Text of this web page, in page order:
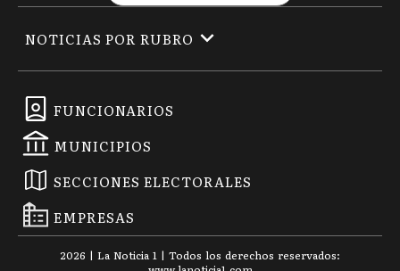
FUNCIONARIOS
MUNICIPIOS
SECCIONES ELECTORALES
EMPRESAS
NOTICIAS POR RUBRO
2026 | La Noticia 1 | Todos los derechos reservados: